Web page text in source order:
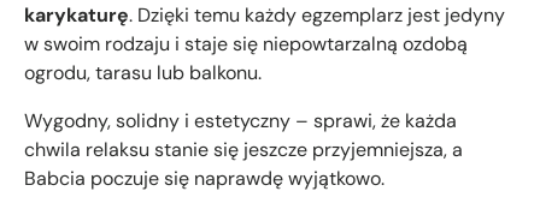
karykaturę. Dzięki temu każdy egzemplarz jest jedyny
w swoim rodzaju i staje się niepowtarzalną ozdobą
ogrodu, tarasu lub balkonu.
Wygodny, solidny i estetyczny – sprawi, że każda
chwila relaksu stanie się jeszcze przyjemniejsza, a
Babcia poczuje się naprawdę wyjątkowo.